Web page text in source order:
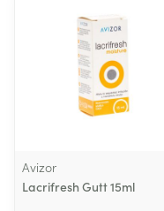
Avizor
Lacrifresh Gutt 15ml